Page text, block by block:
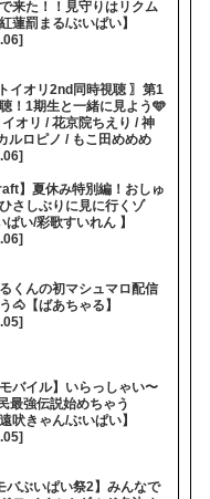
来た！！見守りはリクム
蓮罰まる/ぶいぱい】
イオリ2nd同時視聴 〗第1
！1期生と一緒に見よう🩵
オリ / 花京院ちえり / 神
ルロピノ / もこ田めめめ
】夏休み特別編！おしゅ
さしぶりに見に行くゾ
い/彩歌すいれん 】
くんの初マシュマロ配信
🐴【ばあちゃる】
モバイル】いらっしゃい〜
最強伝説始めちゃう
吠きゃん/ぶいぱい】
バぶいぱい祭2】みんなで